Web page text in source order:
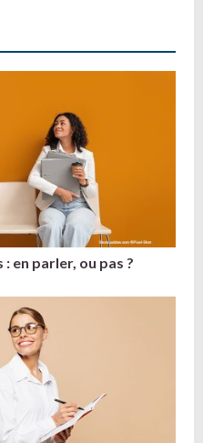
en parler, ou pas ?